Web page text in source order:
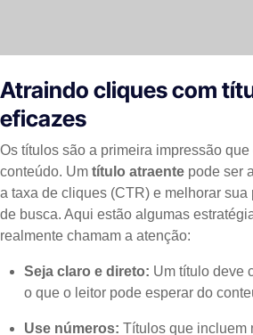
Atraindo cliques com
eficazes
Os títulos são a primeira impressão
conteúdo. Um título atraente pode ser
a taxa de cliques (CTR) e melhorar sua
de busca. Aqui estão algumas
realmente chamam a atenção:
Seja claro e direto: Um título deve
o que o leitor pode esperar do
Use números: Títulos que incluem